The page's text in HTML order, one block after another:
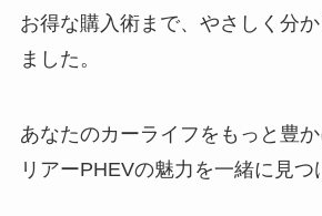
お得な購入術まで、やさしく分
ました。
あなたのカーライフをもっと豊
リアーPHEVの魅力を一緒に見つ